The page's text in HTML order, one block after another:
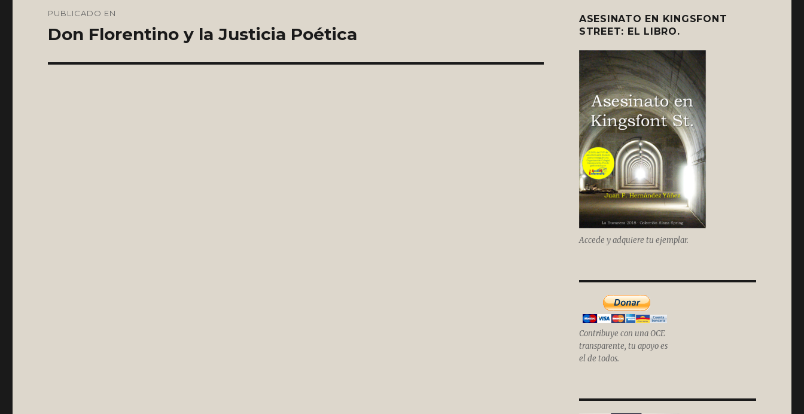
de
PUBLICADO EN
Don Florentino y la Justicia Poética
ASESINATO EN KINGSFONT
STREET: EL LIBRO.
Accede y adquiere tu ejemplar.
Contribuye con una OCE
transparente, tu apoyo es
el de todos.